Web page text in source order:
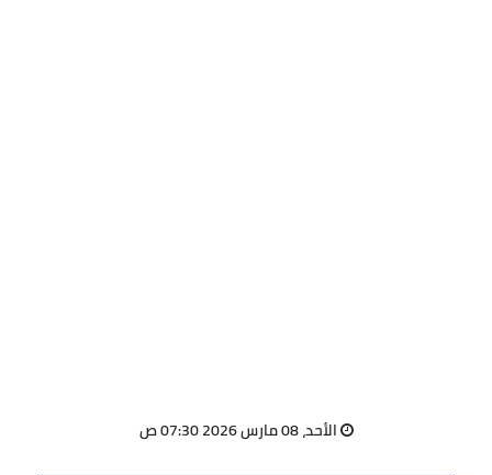
الأحد، 08 مارس 2026 07:30 ص